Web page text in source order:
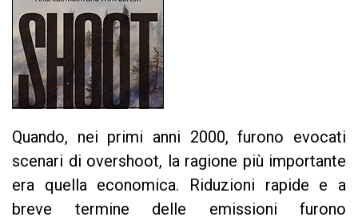
Quando, nei primi anni 2000, furono evocati
scenari di overshoot, la ragione più importante
era quella economica. Riduzioni rapide e a
breve termine delle emissioni furono